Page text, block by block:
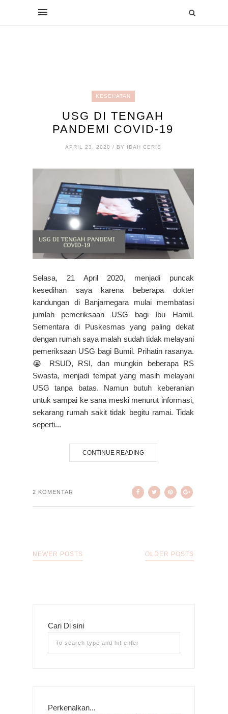
KESEHATAN
USG DI TENGAH
PANDEMI COVID-19
APRIL 23, 2020 / BY IDAH CERIS
Selasa, 21 April 2020, menjadi puncak
kesedihan saya karena beberapa dokter
kandungan di Banjarnegara mulai membatasi
jumlah pemeriksaan USG bagi Ibu Hamil.
Sementara di Puskesmas yang paling dekat
dengan rumah saya malah sudah tidak melayani
pemeriksaan USG bagi Bumil. Prihatin rasanya.
😭 RSUD, RSI, dan mungkin beberapa RS
Swasta, menjadi tempat yang masih melayani
USG tanpa batas. Namun butuh keberanian
untuk sampai ke sana meski menurut informasi,
sekarang rumah sakit tidak begitu ramai. Tidak
seperti...
CONTINUE READING
2 KOMENTAR
NEWER POSTS OLDER POSTS
Cari Di sini
Perkenalkan...